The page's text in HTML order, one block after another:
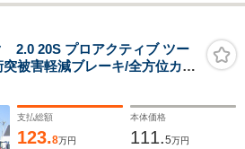
2.0 20S プロアクティブ ツー
被害軽減ブレーキ/全方位カメ
/フルセグ/Bluetooth/DVD/電動
セル踏み間違い防止/BSM/コ
コン/レーンアシスト/LED/スマ
支払総額
123.8万円
本体価格
111.5万円